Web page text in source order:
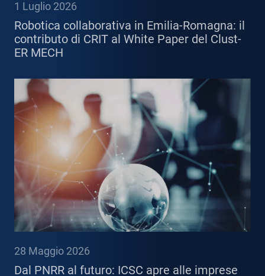
1 Luglio 2026
Robotica collaborativa in Emilia-Romagna: il
contributo di CRIT al White Paper del Clust-
ER MECH
28 Maggio 2026
Dal PNRR al futuro: ICSC apre alle imprese